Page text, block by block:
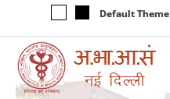
Default Theme